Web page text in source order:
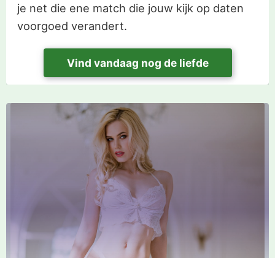
je net die ene match die jouw kijk op daten
voorgoed verandert.
Vind vandaag nog de liefde